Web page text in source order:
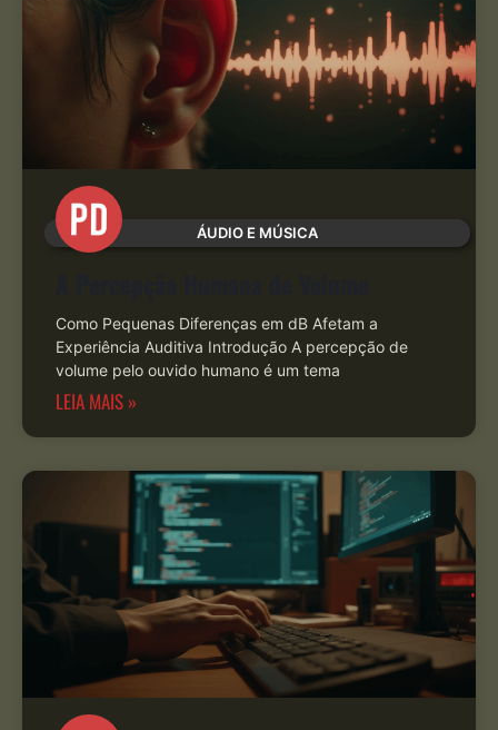
ÁUDIO E MÚSICA
Como Pequenas Diferenças em dB Afetam a
Experiência Auditiva Introdução A percepção de
volume pelo ouvido humano é um tema
LEIA MAIS »